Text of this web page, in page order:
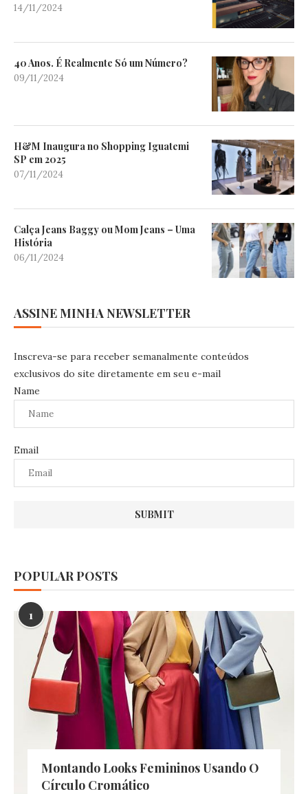
14/11/2024
40 Anos. É Realmente Só um Número?
09/11/2024
H&M Inaugura no Shopping Iguatemi
SP em 2025
07/11/2024
Calça Jeans Baggy ou Mom Jeans – Uma
História
06/11/2024
ASSINE MINHA NEWSLETTER
Inscreva-se para receber semanalmente conteúdos
exclusivos do site diretamente em seu e-mail
Name
Email
POPULAR POSTS
1
Montando Looks Femininos Usando O
Círculo Cromático